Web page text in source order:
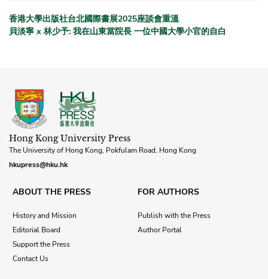
香港大學出版社台北國際書展2025座談會重溫
貝淡寧 x 林少予: 我在山東當院長 一位中國大學小官的自白
Hong Kong University Press
The University of Hong Kong, Pokfulam Road, Hong Kong
hkupress@hku.hk
ABOUT THE PRESS
History and Mission
Editorial Board
Support the Press
Contact Us
FOR AUTHORS
Publish with the Press
Author Portal